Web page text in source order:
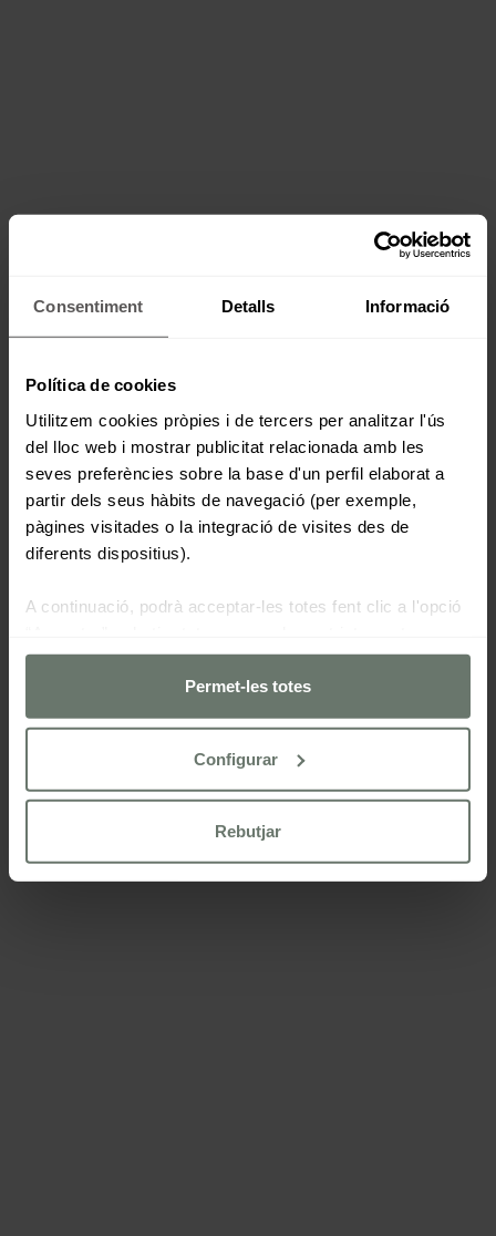
Consentiment Detalls Informació
Política de cookies
Utilitzem cookies pròpies i de tercers per analitzar l'ús
del lloc web i mostrar publicitat relacionada amb les
seves preferències sobre la base d'un perfil elaborat a
partir dels seus hàbits de navegació (per exemple,
pàgines visitades o la integració de visites des de
diferents dispositius).
A continuació, podrà acceptar-les totes fent clic a l'opció
necessàries fent clic a "Rebutjar" o configurar-les segons
les seves preferències mitjançant el botó “Configurar
cookies“.
Per a més informacio consulti la nostra
politica de cookies
Permet-les totes
Configurar
Rebutjar